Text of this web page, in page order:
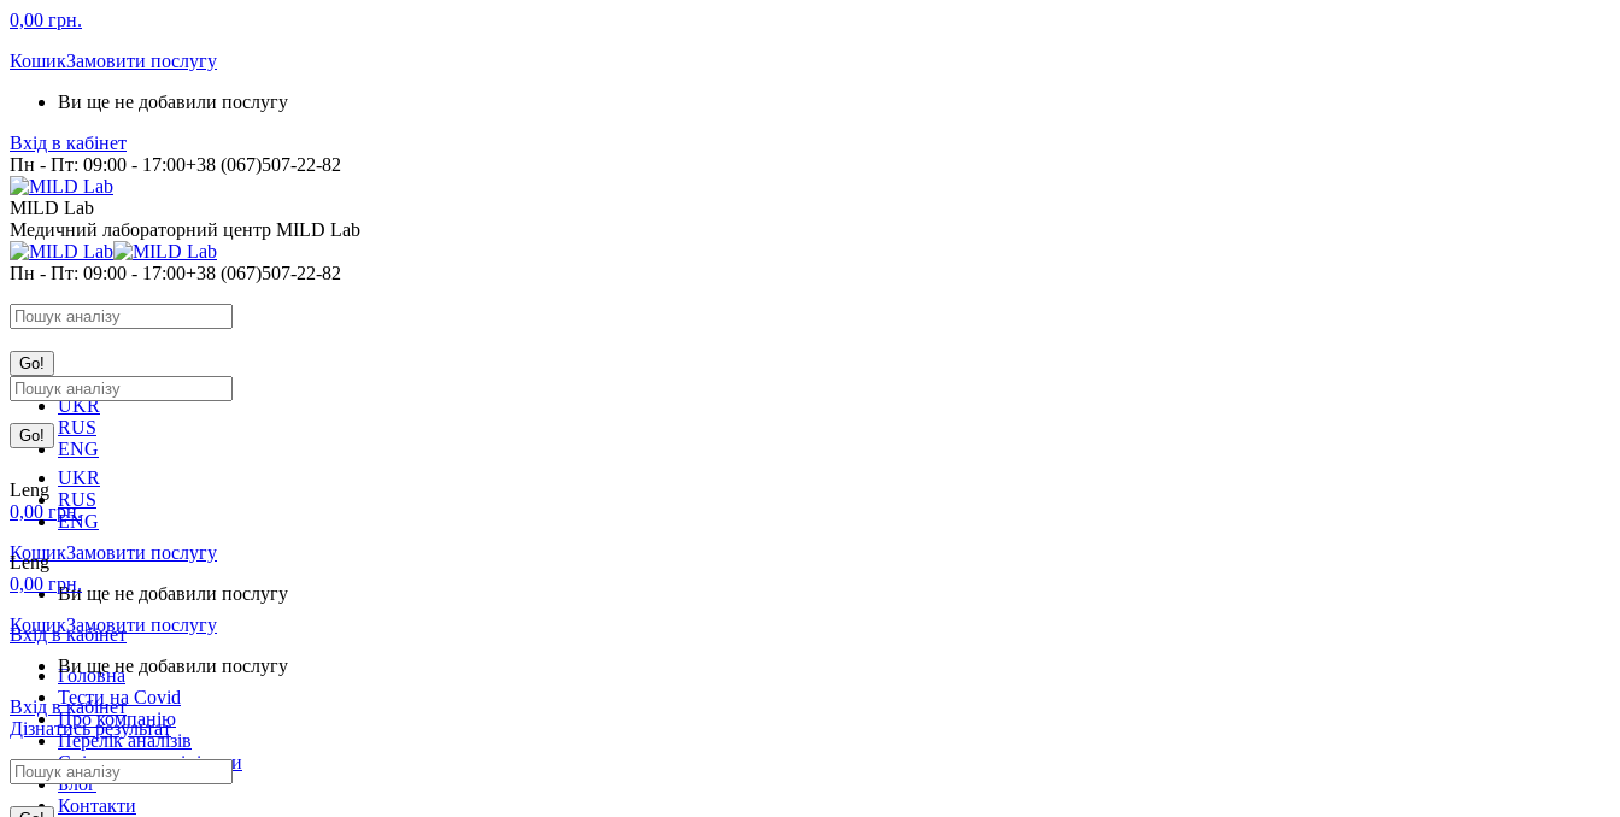
Skip
content
0,00 грн.
КошикЗамовити послугу
Ви ще не добавили послугу
Вхід в кабінет
Пн - Пт: 09:00 - 17:00+38 (067)507-22-82
MILD Lab
Медичний лабораторний центр MILD Lab
Пн - Пт: 09:00 - 17:00+38 (067)507-22-82
Search:
UKR
RUS
ENG
Leng
0,00 грн.
КошикЗамовити послугу
Ви ще не добавили послугу
Вхід в кабінет
Головна
Тести на Covid
Про компанію
Перелік аналізів
Співпраця з клініками
Блог
Контакти
Search:
UKR
RUS
ENG
Leng
0,00 грн.
КошикЗамовити послугу
Ви ще не добавили послугу
Вхід в кабінет
Дізнатись результат
Search: